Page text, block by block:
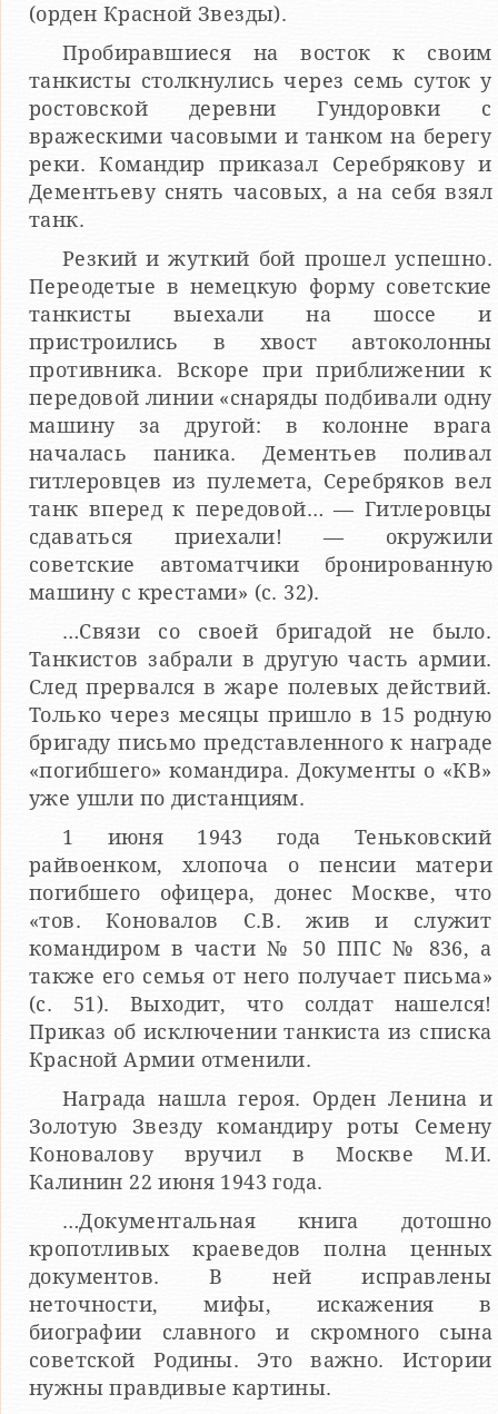
(орден Красной Звезды).
Пробиравшиеся на восток к своим
танкисты столкнулись через семь суток у
ростовской деревни Гундоровки с
вражескими часовыми и танком на берегу
реки. Командир приказал Серебрякову и
Дементьеву снять часовых, а на себя взял
танк.
Резкий и жуткий бой прошел успешно.
Переодетые в немецкую форму советские
танкисты выехали на шоссе и
пристроились в хвост автоколонны
противника. Вскоре при приближении к
передовой линии «снаряды подбивали одну
машину за другой: в колонне врага
началась паника. Дементьев поливал
гитлеровцев из пулемета, Серебряков вел
танк вперед к передовой… — Гитлеровцы
сдаваться приехали! — окружили
советские автоматчики бронированную
машину с крестами» (с. 32).
…Связи со своей бригадой не было.
Танкистов забрали в другую часть армии.
След прервался в жаре полевых действий.
Только через месяцы пришло в 15 родную
бригаду письмо представленного к награде
«погибшего» командира. Документы о «КВ»
уже ушли по дистанциям.
1 июня 1943 года Теньковский
райвоенком, хлопоча о пенсии матери
погибшего офицера, донес Москве, что
«тов. Коновалов С.В. жив и служит
командиром в части № 50 ППС № 836, а
также его семья от него получает письма»
(с. 51). Выходит, что солдат нашелся!
Приказ об исключении танкиста из списка
Красной Армии отменили.
Награда нашла героя. Орден Ленина и
Золотую Звезду командиру роты Семену
Коновалову вручил в Москве М.И.
Калинин 22 июня 1943 года.
…Документальная книга дотошно
кропотливых краеведов полна ценных
документов. В ней исправлены
неточности, мифы, искажения в
биографии славного и скромного сына
советской Родины. Это важно. Истории
нужны правдивые картины.